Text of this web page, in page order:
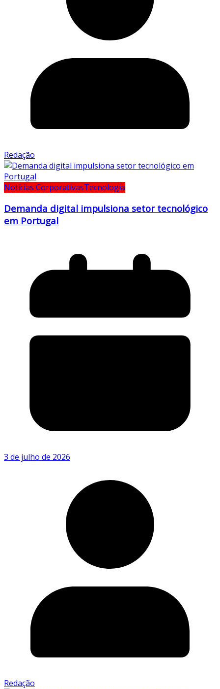
Redação
Notícias CorporativasTecnologia
Demanda digital impulsiona setor tecnológico
em Portugal
3 de julho de 2026
Redação